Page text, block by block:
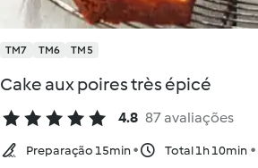
TM7 TM6 TM5
Cake aux poires très épicé
4.8 87 avaliações
Preparação 15min Total 1h 10min